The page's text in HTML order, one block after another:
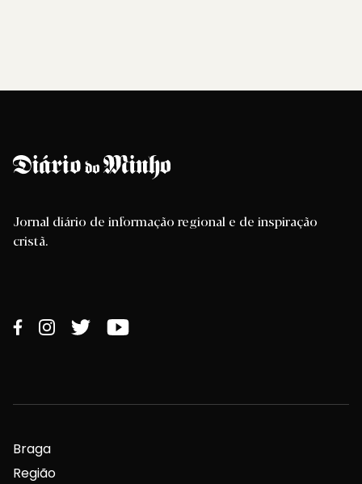
Jornal diário de informação regional e de inspiração
cristã.
Braga
Região